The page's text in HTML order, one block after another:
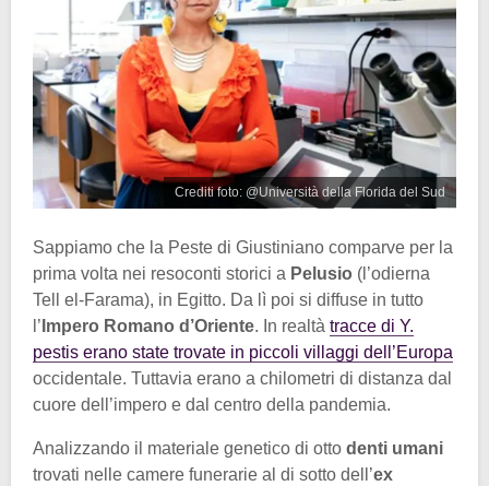
Crediti foto: @Università della Florida del Sud
Sappiamo che la Peste di Giustiniano comparve per la
prima volta nei resoconti storici a Pelusio (l’odierna
Tell el-Farama), in Egitto. Da lì poi si diffuse in tutto
l’ Impero Romano d’Oriente. In realtà tracce di Y.
pestis erano state trovate in piccoli villaggi dell’Europa
occidentale. Tuttavia erano a chilometri di distanza dal
cuore dell’impero e dal centro della pandemia.
Analizzando il materiale genetico di otto denti umani
trovati nelle camere funerarie al di sotto dell’ex